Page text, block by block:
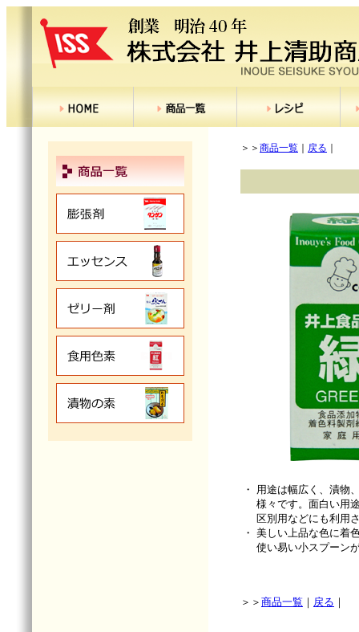
＞＞ 商品一覧 戻る
・
用途は幅広く、漬物
様々です。面白い用
区別用などにも利用
・ 美しい上品な色に着
使い易い小スプーン
＞＞ 商品一覧 ｜ 戻る ｜